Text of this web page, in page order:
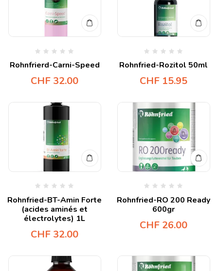
Rohnfrierd-Carni-Speed
CHF 32.00
Rohnfried-Rozitol 50ml
CHF 15.95
Rohnfried-BT-Amin Forte
(acides aminés et
électrolytes) 1L
CHF 32.00
Rohnfried-RO 200 Ready
600gr
CHF 26.00